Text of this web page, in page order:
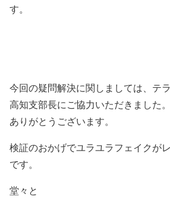
す。
今回の疑問解決に関しましては、テ
高知支部長にご協力いただきました。
ありがとうございます。
検証のおかげでユラユラフェイクが
です。
堂々と